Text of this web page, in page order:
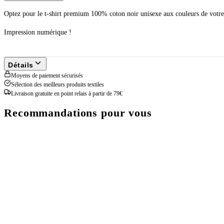
Optez pour le t-shirt premium 100% coton noir unisexe aux couleurs de
Impression numérique !
Détails
Moyens de paiement sécurisés
Sélection des meilleurs produits textiles
Livraison gratuite en point relais à partir de 79€
Recommandations pour vous